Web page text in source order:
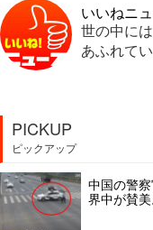
いいねニ
世の中に
あふれてい
PICKUP
ピックアップ
中国の警
界中が賛美